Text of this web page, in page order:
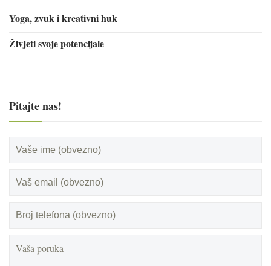
Yoga, zvuk i kreativni huk
Živjeti svoje potencijale
Pitajte nas!